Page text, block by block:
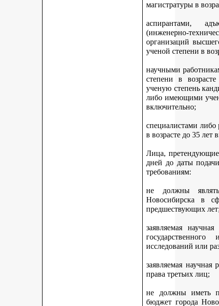
магистратуры в
аспирантами,
(инженерно-
организаций
ученой степени в
научными
степени в
ученую степень
либо имеющими
включительно;
специалистами
в возрасте до 35 лет
Лица,
дней до даты
требованиям:
не должны
Новосибирска в
предшествующих
заявляемая
исследований или
заявляемая
права третьих лиц;
не должны иметь
бюджет города